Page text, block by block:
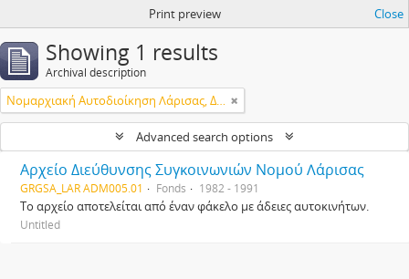
Print preview Close
Showing 1 results
Archival description
Νομαρχιακή Αυτοδιοίκηση Λάρισας, Διεύθυνση Μεταφορών & Επικοινωνιών
Advanced search options
Αρχείο Διεύθυνσης Συγκοινωνιών Νομού Λάρισας
GRGSA_LAR ADM005.01 Fonds 1982 - 1991
Το αρχείο αποτελείται από έναν φάκελο με άδειες αυτοκινήτων.
Untitled